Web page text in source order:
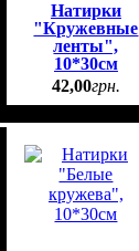
Натирки
"Кружевные
ленты",
10*30см
42,00грн.